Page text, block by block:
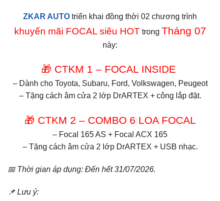
ZKAR AUTO triển khai đồng thời 02 chương trình
khuyến mãi FOCAL siêu HOT trong Tháng 07
này:
🎁 CTKM 1 – FOCAL INSIDE
– Dành cho Toyota, Subaru, Ford, Volkswagen, Peugeot
– Tặng cách âm cửa 2 lớp DrARTEX + công lắp đặt.
🎁 CTKM 2 – COMBO 6 LOA FOCAL
– Focal 165 AS + Focal ACX 165
– Tặng cách âm cửa 2 lớp DrARTEX + USB nhạc.
📅 Thời gian áp dụng: Đến hết 31/07/2026.
📌 Lưu ý: